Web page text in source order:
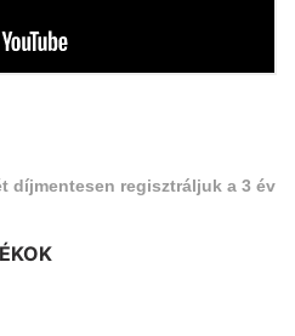
díjmentesen regisztráljuk a 3 év